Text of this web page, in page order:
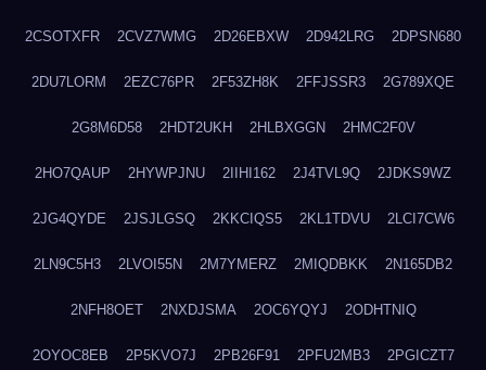
2CSOTXFR 2CVZ7WMG 2D26EBXW 2D942LRG 2DPSN680
2DU7LORM 2EZC76PR 2F53ZH8K 2FFJSSR3 2G789XQE
2G8M6D58 2HDT2UKH 2HLBXGGN 2HMC2F0V
2HO7QAUP 2HYWPJNU 2IIHI162 2J4TVL9Q 2JDKS9WZ
2JG4QYDE 2JSJLGSQ 2KKCIQS5 2KL1TDVU 2LCI7CW6
2LN9C5H3 2LVOI55N 2M7YMERZ 2MIQDBKK 2N165DB2
2NFH8OET 2NXDJSMA 2OC6YQYJ 2ODHTNIQ
2OYOC8EB 2P5KVO7J 2PB26F91 2PFU2MB3 2PGICZT7